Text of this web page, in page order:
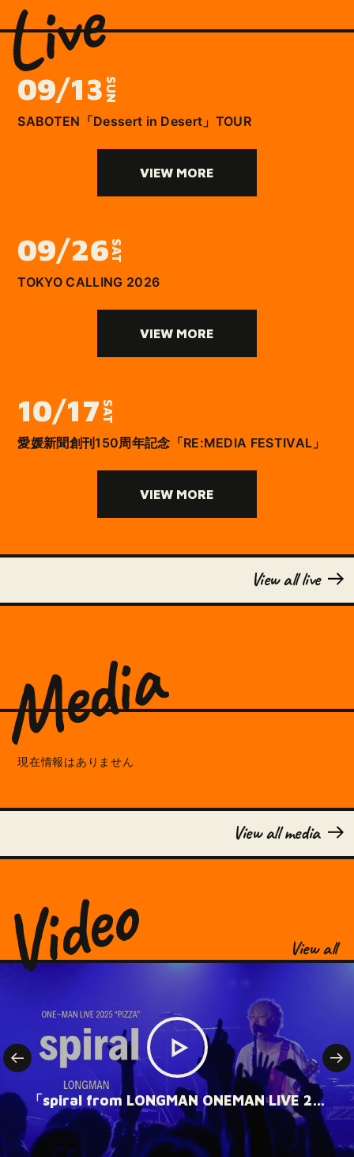
09/13SUN
SABOTEN「Dessert in Desert」TOUR
VIEW MORE
09/26SAT
TOKYO CALLING 2026
VIEW MORE
10/17SAT
愛媛新聞創刊150周年記念「RE:MEDIA FESTIVAL」
VIEW MORE
View all live
現在情報はありません
View all media
View all
「spiral from LONGMAN ONEMAN LIVE 2025「ピザ」 @WstudioRED」